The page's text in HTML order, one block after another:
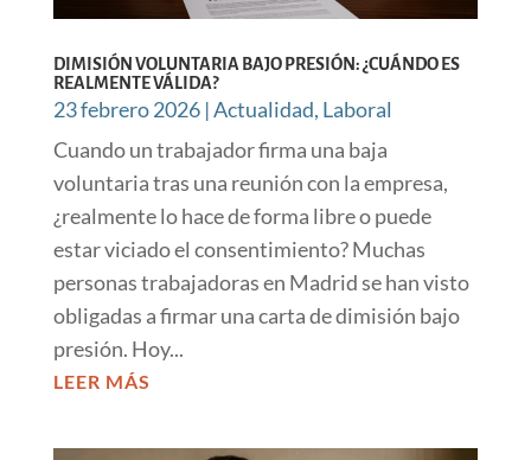
DIMISIÓN VOLUNTARIA BAJO PRESIÓN: ¿CUÁNDO ES
REALMENTE VÁLIDA?
23 febrero 2026|Actualidad, Laboral
Cuando un trabajador firma una baja
voluntaria tras una reunión con la empresa,
¿realmente lo hace de forma libre o puede
estar viciado el consentimiento? Muchas
personas trabajadoras en Madrid se han visto
obligadas a firmar una carta de dimisión bajo
presión. Hoy...
LEER MÁS